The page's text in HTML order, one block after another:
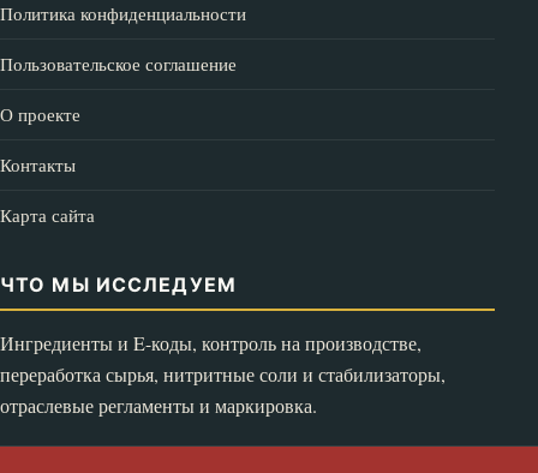
Политика конфиденциальности
Пользовательское соглашение
О проекте
Контакты
Карта сайта
ЧТО МЫ ИССЛЕДУЕМ
Ингредиенты и E-коды, контроль на производстве,
переработка сырья, нитритные соли и стабилизаторы,
отраслевые регламенты и маркировка.